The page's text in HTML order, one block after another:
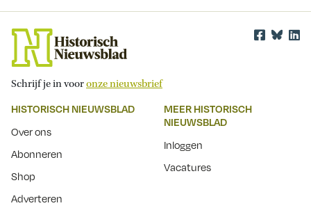
Schrijf je in vooronze nieuwsbrief
HISTORISCH NIEUWSBLAD
Over ons
Abonneren
Shop
Adverteren
MEER HISTORISCH
NIEUWSBLAD
Inloggen
Vacatures